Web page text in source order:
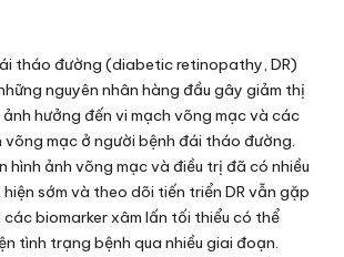
tháo đường (diabetic retinopathy, DR)
nguyên nhân hàng đầu gây giảm thị
hưởng đến vi mạch võng mạc và các
võng mạc ở người bệnh đái tháo đường.
hình ảnh võng mạc và điều trị đã có nhiều
sớm và theo dõi tiến triển DR vẫn gặp
biomarker xâm lấn tối thiểu có thể
tình trạng bệnh qua nhiều giai đoạn.